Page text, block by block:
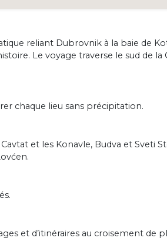
reliant Dubrovnik à la baie de
Le voyage traverse le sud de la
chaque lieu sans précipitation.
et les Konavle, Budva et Sveti
et d’itinéraires au croisement de